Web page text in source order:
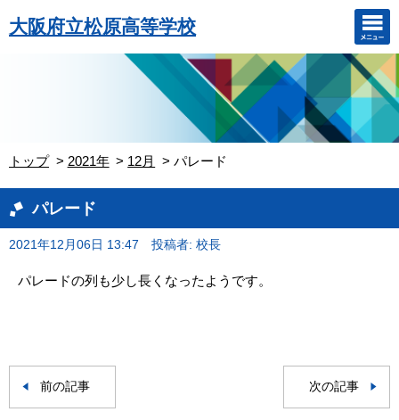
大阪府立松原高等学校
トップ 2021年 12月 パレード
パレード
2021年12月06日 13:47 投稿者: 校長
パレードの列も少し長くなったようです。
前の記事 次の記事